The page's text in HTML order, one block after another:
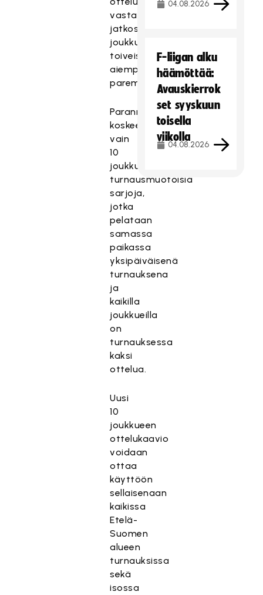
vastaa
jatkossa
joukkueiden
toiveisiin
aiempaa
paremmin.
Parannus
koskee
vain
10
joukkueen
turnausmuotoisia
sarjoja,
jotka
pelataan
samassa
paikassa
yksipäiväisenä
turnauksena
ja
kaikilla
joukkueilla
on
turnauksessa
kaksi
ottelua.
Uusi
10
joukkueen
ottelukaavio
voidaan
ottaa
käyttöön
sellaisenaan
kaikissa
Etelä-
Suomen
alueen
turnauksissa
sekä
isossa
04.08.2026
F-liigan alku
häämöttää:
Avauskierrok
set syyskuun
toisella
viikolla
04.08.2026